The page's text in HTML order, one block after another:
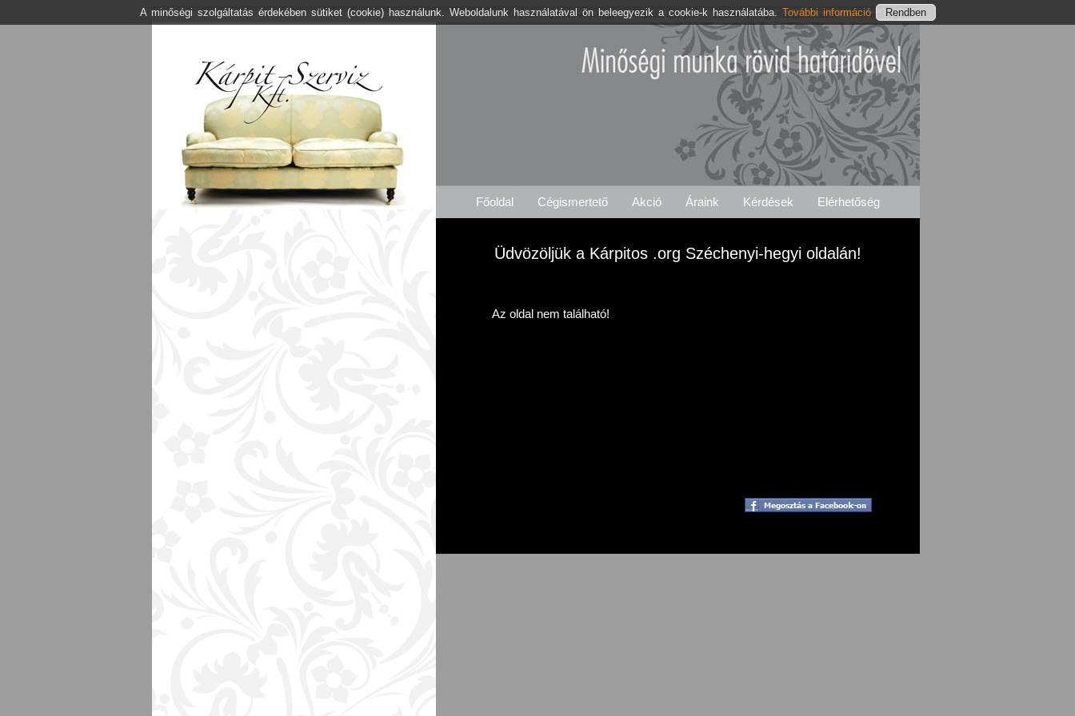
Kárpitos .org Széchenyi-hegy Árajánlat Igénylés Széchenyi-hegyi Szolgáltatásaink Elérhetőségeink
Főoldal Cégismertető Akció Áraink Kérdések Elérhetőség
Üdvözöljük a Kárpitos .org Széchenyi-hegyi oldalán!
Az oldal nem található!
A minőségi szolgáltatás érdekében sütiket (cookie) használunk. Weboldalunk használatával ön beleegyezik a cookie-k használatába. További információ